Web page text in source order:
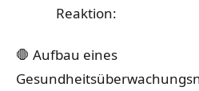
Reaktion:
🛑 Aufbau eines